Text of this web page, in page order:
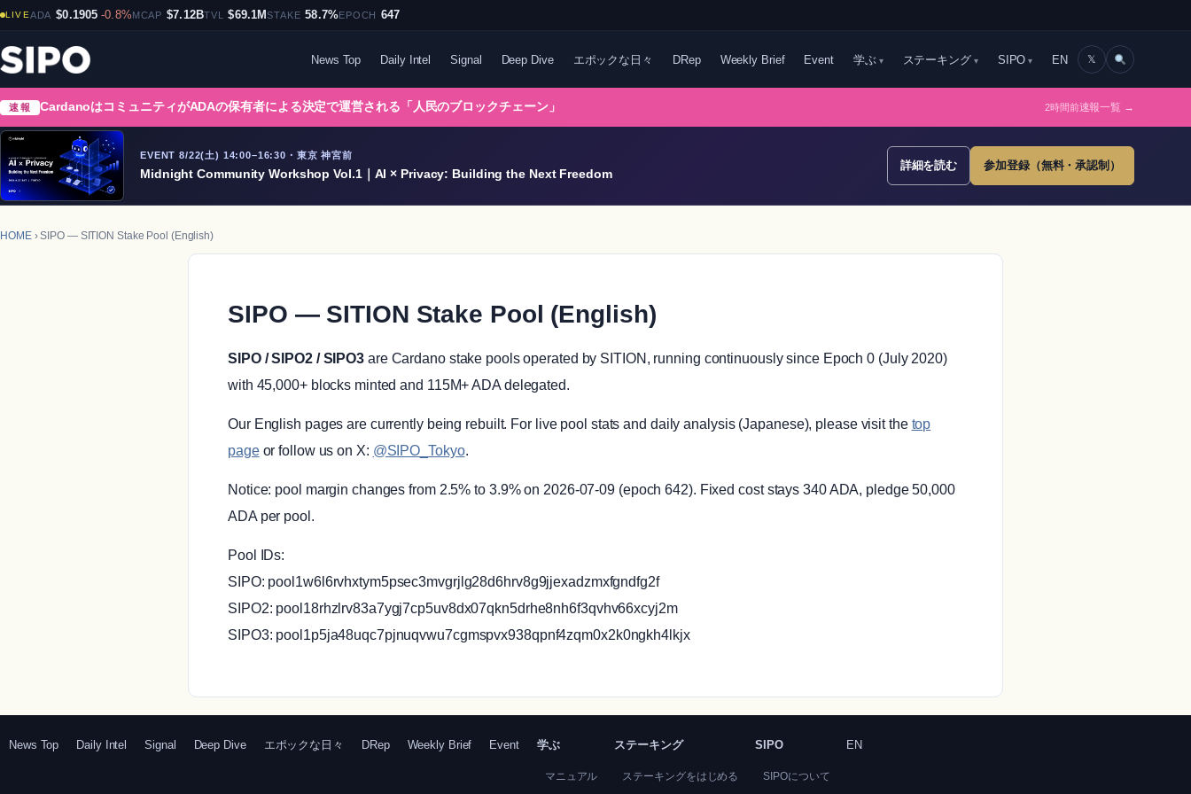
LIVEADA $0.1905 -0.8%MCAP $7.12BTVL $69.1MSTAKE 58.7%EPOCH 647
News Top Daily Intel Signal Deep Dive エポックな日々 DRep Weekly Brief Event 学ぶ ステーキング SIPO EN 𝕏
速報 CardanoはコミュニティがADAの保有者による決定で運営される「人民のブロックチェーン」 2時間前速報一覧 →
EVENT 8/22(土) 14:00–16:30・東京 神宮前
Midnight Community Workshop Vol.1｜AI × Privacy: Building the Next Freedom
詳細を読む 参加登録（無料・承認制）
HOME› SIPO — SITION Stake Pool (English)
SIPO — SITION Stake Pool (English)
SIPO / SIPO2 / SIPO3 are Cardano stake pools operated by SITION, running continuously since Epoch 0 (July 2020)
with 45,000+ blocks minted and 115M+ ADA delegated.
Our English pages are currently being rebuilt. For live pool stats and daily analysis (Japanese), please visit the top
pageor follow us on X: @SIPO_Tokyo.
Notice: pool margin changes from 2.5% to 3.9% on 2026-07-09 (epoch 642). Fixed cost stays 340 ADA, pledge 50,000
ADA per pool.
Pool IDs:
SIPO: pool1w6l6rvhxtym5psec3mvgrjlg28d6hrv8g9jjexadzmxfgndfg2f
SIPO2: pool18rhzlrv83a7ygj7cp5uv8dx07qkn5drhe8nh6f3qvhv66xcyj2m
SIPO3: pool1p5ja48uqc7pjnuqvwu7cgmspvx938qpnf4zqm0x2k0ngkh4lkjx
News Top Daily Intel Signal Deep Dive エポックな日々 DRep Weekly Brief Event 学ぶ
マニュアル
ステーキング
ステーキングをはじめる
SIPO
SIPOについて
EN